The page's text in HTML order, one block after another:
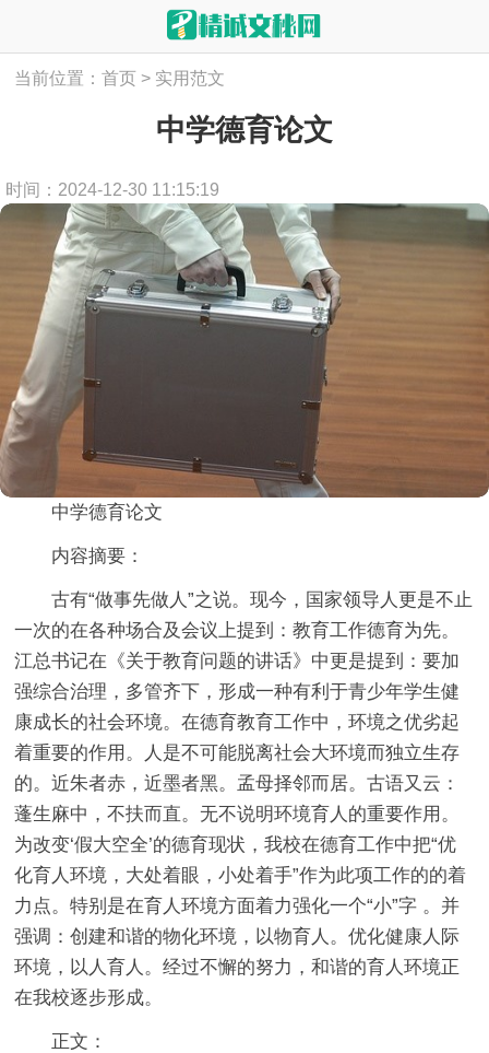
当前位置：首页 > 实用范文
中学德育论文
时间：2024-12-30 11:15:19
中学德育论文
内容摘要：
古有“做事先做人”之说。现今，国家领导人更是不止
一次的在各种场合及会议上提到：教育工作德育为先。
江总书记在《关于教育问题的讲话》中更是提到：要加
强综合治理，多管齐下，形成一种有利于青少年学生健
康成长的社会环境。在德育教育工作中，环境之优劣起
着重要的作用。人是不可能脱离社会大环境而独立生存
的。近朱者赤，近墨者黑。孟母择邻而居。古语又云：
蓬生麻中，不扶而直。无不说明环境育人的重要作用。
为改变‘假大空全’的德育现状，我校在德育工作中把“优
化育人环境，大处着眼，小处着手”作为此项工作的的着
力点。特别是在育人环境方面着力强化一个“小”字 。并
强调：创建和谐的物化环境，以物育人。优化健康人际
环境，以人育人。经过不懈的努力，和谐的育人环境正
在我校逐步形成。
正文：